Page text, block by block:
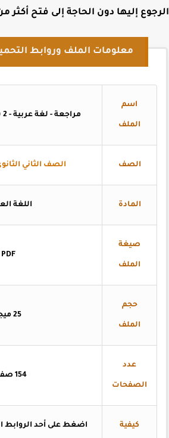
إليها دون الحاجة إلى فتح أكثر من
معلومات الملف وروابط التحميل
اسم
الملف
مراجعة - لغة عربية - 2 ث - ترم 2 - ذاكرولي
الصف الصف الثاني الثانوي -
المادة اللغة
صيغة
الملف
PDF
حجم
الملف
عدد
الصفحات
154 صفحة
كيفية اضغط على أحد الروابط